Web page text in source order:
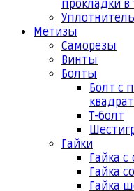
прокладки в
Уплотнитель
Метизы
Саморезы
Винты
Болты
Болт с
Т-болт
Гайки
Гайка
Гайка
Гайка